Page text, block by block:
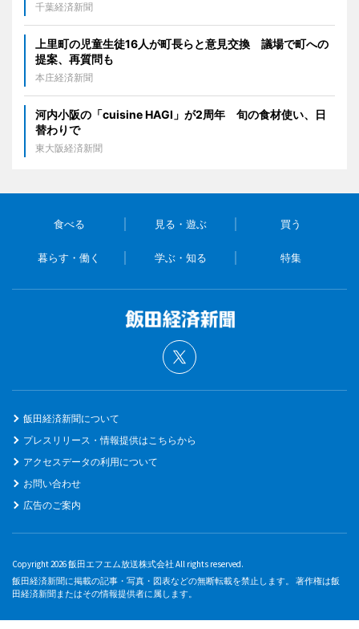
千葉経済新聞
上里町の児童生徒16人が町長らと意見交換 議場で町への
提案、再質問も
本庄経済新聞
河内小阪の「cuisine HAGI」が2周年 旬の食材使い、日
替わりで
東大阪経済新聞
食べる 見る・遊ぶ 買う
暮らす・働く 学ぶ・知る 特集
飯田経済新聞について
プレスリリース・情報提供はこちらから
アクセスデータの利用について
お問い合わせ
広告のご案内
Copyright 2026 飯田エフエム放送株式会社 All rights reserved.
飯田経済新聞に掲載の記事・写真・図表などの無断転載を禁止します。 著作権は飯
田経済新聞またはその情報提供者に属します。